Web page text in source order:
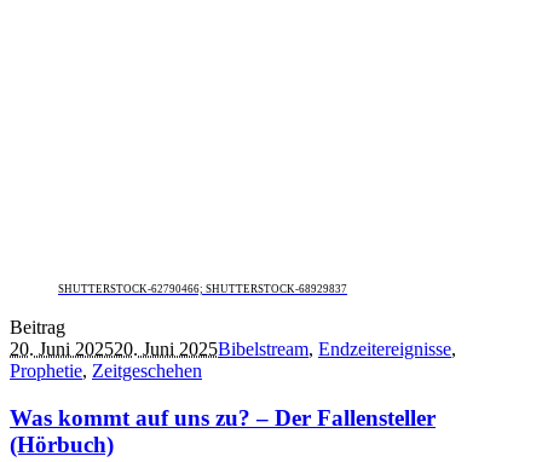
SHUTTERSTOCK-62790466; SHUTTERSTOCK-68929837
Beitrag
20. Juni 202520. Juni 2025Bibelstream, Endzeitereignisse,
Prophetie, Zeitgeschehen
Was kommt auf uns zu? – Der Fallensteller
(Hörbuch)